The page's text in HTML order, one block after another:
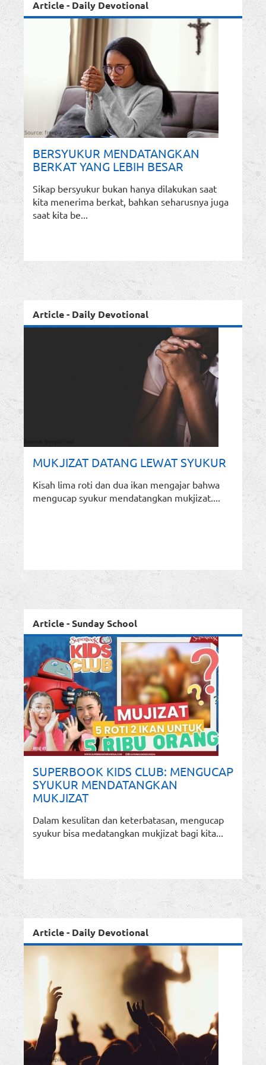
Article - Daily Devotional
BERSYUKUR MENDATANGKAN
BERKAT YANG LEBIH BESAR
Sikap bersyukur bukan hanya dilakukan saat
kita menerima berkat, bahkan seharusnya juga
saat kita be...
Article - Daily Devotional
MUKJIZAT DATANG LEWAT SYUKUR
Kisah lima roti dan dua ikan mengajar bahwa
mengucap syukur mendatangkan mukjizat....
Article - Sunday School
SUPERBOOK KIDS CLUB: MENGUCAP
SYUKUR MENDATANGKAN
MUKJIZAT
Dalam kesulitan dan keterbatasan, mengucap
syukur bisa medatangkan mukjizat bagi kita...
Article - Daily Devotional